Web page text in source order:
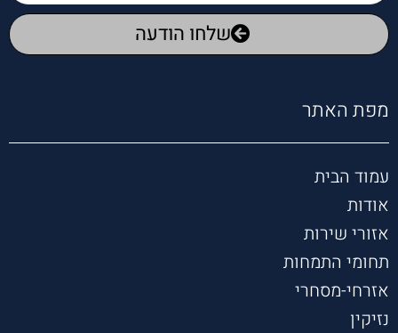
ות
איכפתי
קשבת
שלחו הודעה
מפת האתר
עמוד הבית
אודות
אזורי שירות
תחומי התמחות
אזרחי-מסחרי
נזיקין